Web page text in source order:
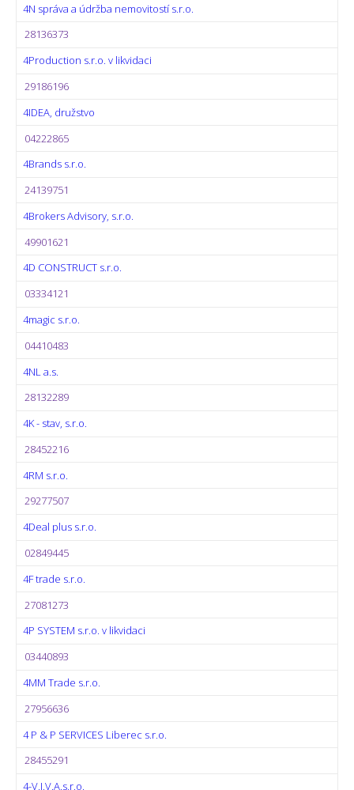
4N správa a údržba nemovitostí s.r.o.
28136373
4Production s.r.o. v likvidaci
29186196
4IDEA, družstvo
04222865
4Brands s.r.o.
24139751
4Brokers Advisory, s.r.o.
49901621
4D CONSTRUCT s.r.o.
03334121
4magic s.r.o.
04410483
4NL a.s.
28132289
4K - stav, s.r.o.
28452216
4RM s.r.o.
29277507
4Deal plus s.r.o.
02849445
4F trade s.r.o.
27081273
4P SYSTEM s.r.o. v likvidaci
03440893
4MM Trade s.r.o.
27956636
4 P & P SERVICES Liberec s.r.o.
28455291
4-V.I.V.A.s.r.o.